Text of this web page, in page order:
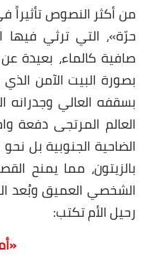
من أكثر النصوص
حرّة»، التي ترثي فيها
صافية كالماء، بعيدة
بصورة البيت الآمن
بسقفه العالي وجدرانه
العالم المرتجى دفعة
الضاحية الجنوبية بل
بالزيتون، مما يمنح
الشخصي العميق وبُعد
رحيل الأم تكتب: